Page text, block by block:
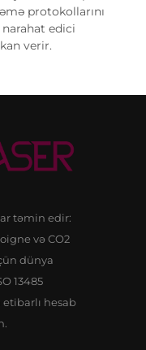
protokollarını
edici
verir.
təmin edir:
və CO2
dünya
13485
hesab